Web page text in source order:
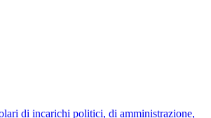
di incarichi politici, di amministrazione,